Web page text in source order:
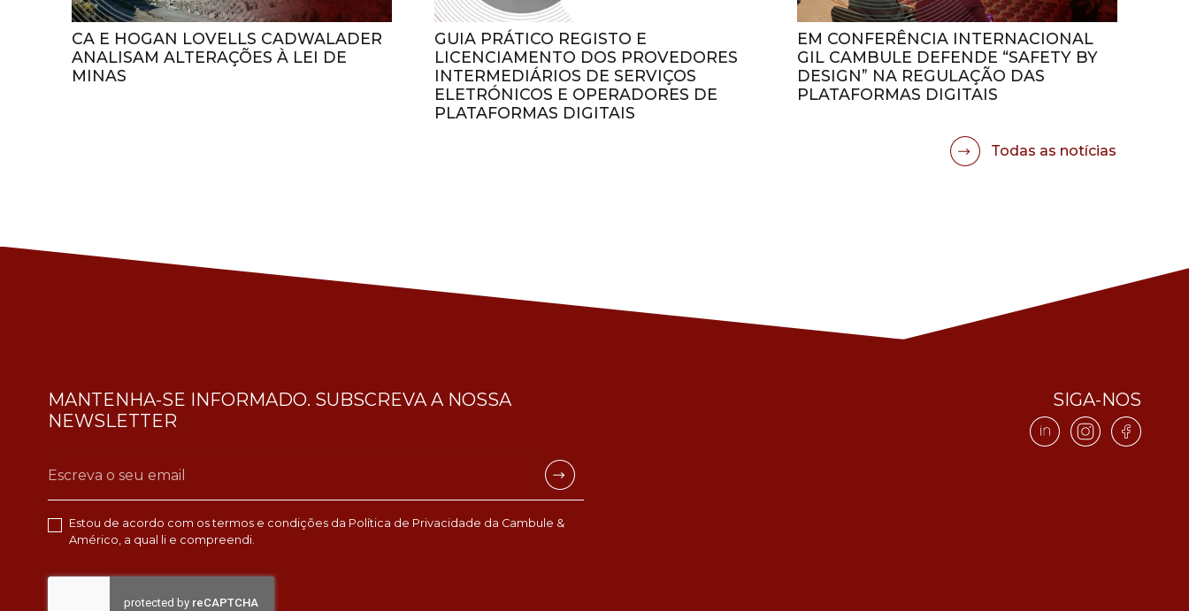
CA E HOGAN LOVELLS CADWALADER
ANALISAM ALTERAÇÕES À LEI DE
MINAS
GUIA PRÁTICO REGISTO E
LICENCIAMENTO DOS PROVEDORES
INTERMEDIÁRIOS DE SERVIÇOS
ELETRÓNICOS E OPERADORES DE
PLATAFORMAS DIGITAIS
EM CONFERÊNCIA INTERNACIONAL
GIL CAMBULE DEFENDE “SAFETY BY
DESIGN” NA REGULAÇÃO DAS
PLATAFORMAS DIGITAIS
Todas as notícias
MANTENHA-SE INFORMADO. SUBSCREVA A NOSSA
NEWSLETTER
Estou de acordo com os termos e condições da Política de Privacidade da Cambule &
Américo, a qual li e compreendi.
SIGA-NOS